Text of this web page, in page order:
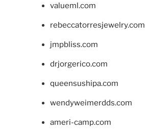
valueml.com
rebeccatorresjewelry.com
jmpbliss.com
drjorgerico.com
queensushipa.com
wendyweimerdds.com
ameri-camp.com